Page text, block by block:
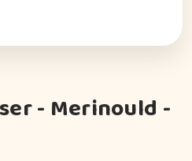
- Merinould -